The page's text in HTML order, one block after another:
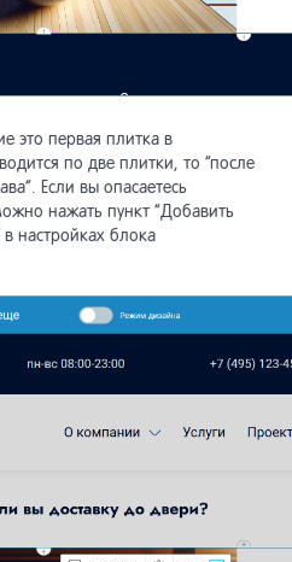
это первая плитка в
по две плитки, то “после
Если вы опасаетесь
нажать пункт “Добавить
настройках блока